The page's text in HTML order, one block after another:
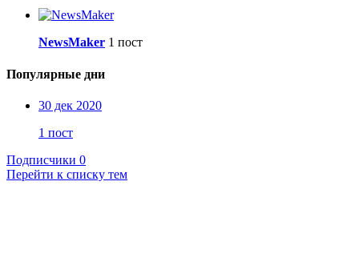
NewsMaker 1 пост
Популярные дни
30 дек 2020
1 пост
Подписчики 0
Перейти к списку тем